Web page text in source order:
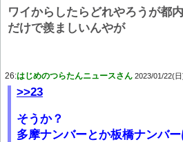
ワイからしたらどれやろうが都
だけで羨ましいんやが
26:はじめのつらたんニュースさん 2023/01/22(
>>23
そうか？
多摩ナンバーとか板橋ナンバー